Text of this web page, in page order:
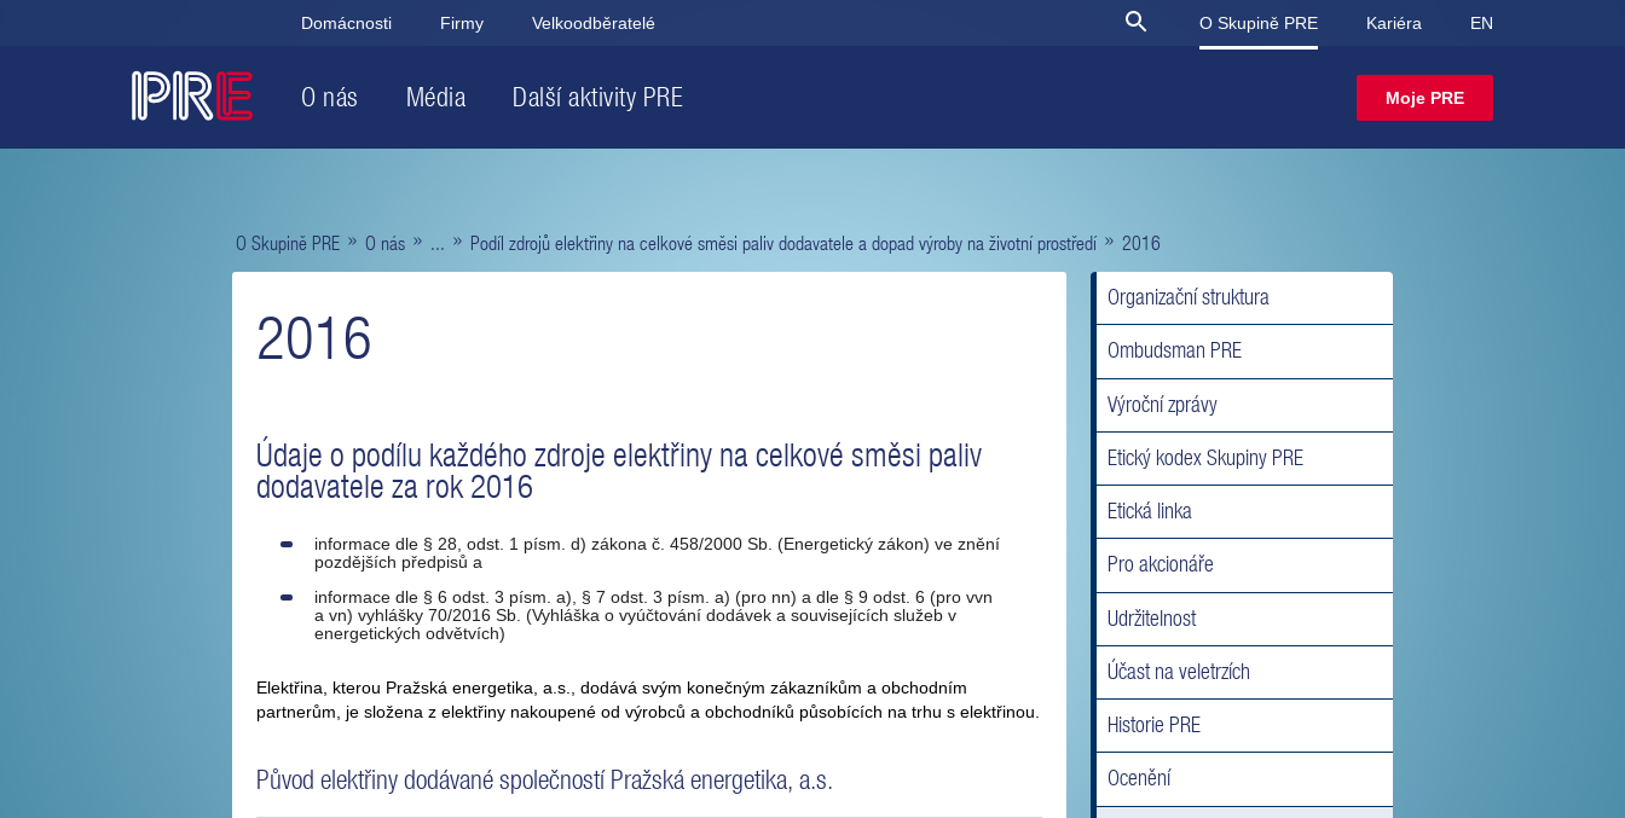
Domácnosti Firmy Velkoodběratelé O Skupině PRE Kariéra EN
O nás Média Další aktivity PRE Moje PRE
O Skupině PRE » O nás » ... » Podíl zdrojů elektřiny na celkové směsi paliv dodavatele a dopad výroby na životní prostředí » 2016
2016
Údaje o podílu každého zdroje elektřiny na celkové směsi paliv
dodavatele za rok 2016
informace dle § 28, odst. 1 písm. d) zákona č. 458/2000 Sb. (Energetický zákon) ve znění
pozdějších předpisů a
informace dle § 6 odst. 3 písm. a), § 7 odst. 3 písm. a) (pro nn) a dle § 9 odst. 6 (pro vvn
a vn) vyhlášky 70/2016 Sb. (Vyhláška o vyúčtování dodávek a souvisejících služeb v
energetických odvětvích)
Elektřina, kterou Pražská energetika, a.s., dodává svým konečným zákazníkům a obchodním
partnerům, je složena z elektřiny nakoupené od výrobců a obchodníků působících na trhu s elektřinou.
Původ elektřiny dodávané společností Pražská energetika, a.s.
Organizační struktura
Ombudsman PRE
Výroční zprávy
Etický kodex Skupiny PRE
Etická linka
Pro akcionáře
Udržitelnost
Účast na veletrzích
Historie PRE
Ocenění